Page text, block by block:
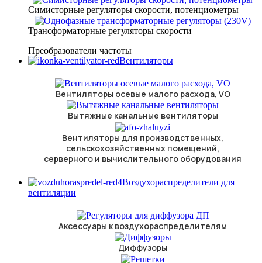
Симисторные регуляторы скорости, потенциометры
Трансформаторные регуляторы скорости
Преобразователи частоты
Вентиляторы
Вентиляторы осевые малого расхода, VO
Вытяжные канальные вентиляторы
Вентиляторы для производственных,
сельскохозяйственных помещений,
серверного и вычислительного оборудования
Воздухораспределители для
вентиляции
Аксессуары к воздухораспределителям
Диффузоры